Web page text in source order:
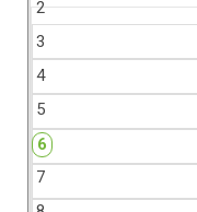
2
3
4
5
6
7